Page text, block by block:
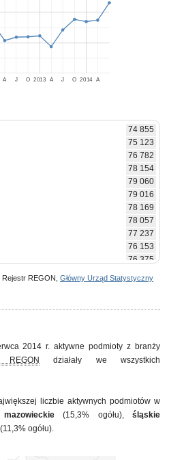
2013 2014
A J O A J O A
74 855
75 123
76 782
78 154
79 060
79 016
78 169
78 057
77 237
76 153
76 375
76 854
77 491
78 631
Rejestr REGON, Główny Urząd Statystyczny
2014 r. aktywne podmioty z branży
REGON
działały we wszystkich
liczbie aktywnych podmiotów w
mazowieckie(15,3% ogółu),śląskie
(11,3% ogółu).